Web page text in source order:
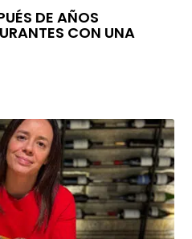
DE AÑOS
CON UNA